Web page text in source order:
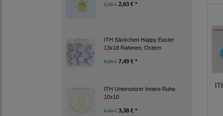
3,50 € 2,63 € *
ITH Säckchen Happy Easter
13x18 Rahmen, Ostern
9,99 € 7,49 € *
ITH Untersetzer Innere Ruhe
10x10
4,50 € 3,38 € *